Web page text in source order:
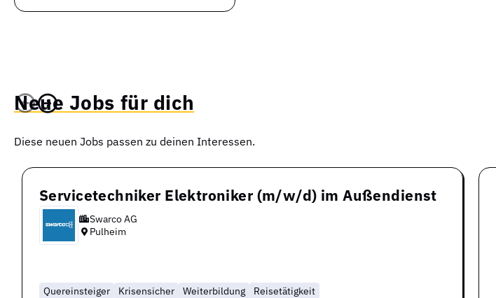
Neue Jobs für dich
Diese neuen Jobs passen zu deinen Interessen.
Servicetechniker Elektroniker (m/w/d) im Außendienst
Swarco AG
Pulheim
Quereinsteiger Krisensicher Weiterbildung Reisetätigkeit